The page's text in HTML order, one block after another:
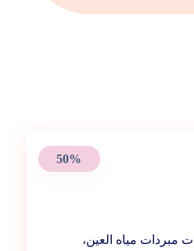
50%
مبردات مياه العين،